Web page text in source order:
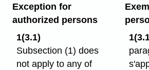
Exception for
authorized persons
1(3.1)
Subsection (1) does
not apply to any of